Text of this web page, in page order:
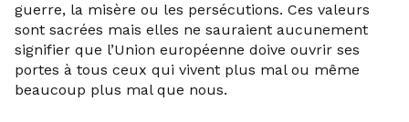
guerre, la misère ou les persécutions. Ces valeurs
sont sacrées mais elles ne sauraient aucunement
signifier que l’Union européenne doive ouvrir ses
portes à tous ceux qui vivent plus mal ou même
beaucoup plus mal que nous.